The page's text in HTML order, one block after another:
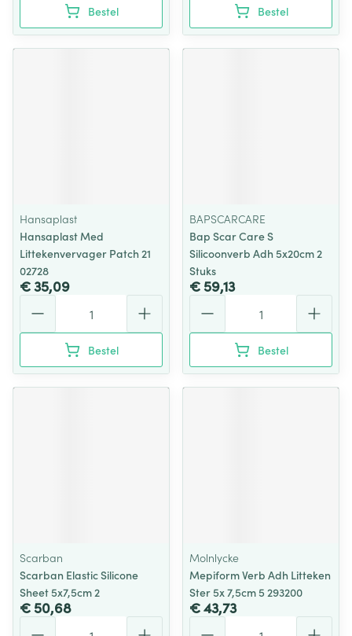
Bestel Bestel
Hansaplast
Hansaplast Med
Littekenvervager Patch 21
02728
€ 35,09
Bestel
BAPSCARCARE
Bap Scar Care S
Silicoonverb Adh 5x20cm 2
Stuks
€ 59,13
Bestel
Scarban
Scarban Elastic Silicone
Sheet 5x7,5cm 2
€ 50,68
Molnlycke
Mepiform Verb Adh Litteken
Ster 5x 7,5cm 5 293200
€ 43,73